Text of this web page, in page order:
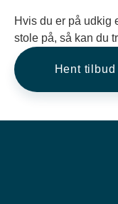
Hvis du er på udkig
stole på, så kan du
Hent tilbud